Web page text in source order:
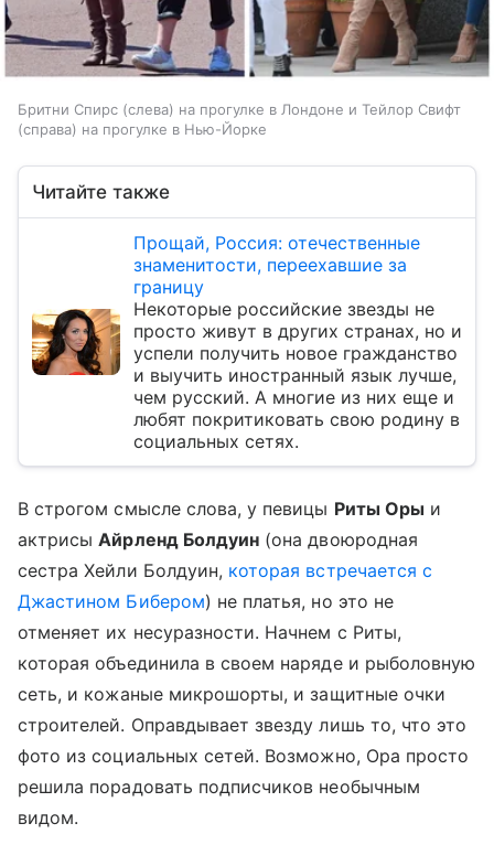
Бритни Спирс (слева) на прогулке в Лондоне и Тейлор Свифт
(справа) на прогулке в Нью-Йорке
Читайте также
Прощай, Россия: отечественные
знаменитости, переехавшие за
границу
Некоторые российские звезды не
просто живут в других странах, но и
успели получить новое гражданство
и выучить иностранный язык лучше,
чем русский. А многие из них еще и
любят покритиковать свою родину в
социальных сетях.
В строгом смысле слова, у певицы Риты Оры и
актрисыАйрленд Болдуин (она двоюродная
сестра Хейли Болдуин, которая встречается с
Джастином Бибером) не платья, но это не
отменяет их несуразности. Начнем с Риты,
которая объединила в своем наряде и рыболовную
сеть, и кожаные микрошорты, и защитные очки
строителей. Оправдывает звезду лишь то, что это
фото из социальных сетей. Возможно, Ора просто
решила порадовать подписчиков необычным
видом.